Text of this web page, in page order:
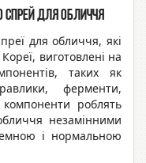
спрей для обличчя
для обличчя, які
виготовлені на
таких як
ферменти,
компоненти роблять
незамінними
і нормальною